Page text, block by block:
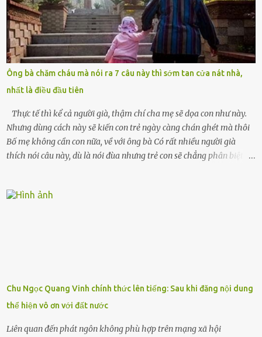
Tiếng cánh cửa đóng lại, vang lên như một bản án lạnh lùng. Tôi
đứng chết lặng giữa cơn mưa, không biết đi đâu, về đâu. Bố mẹ tôi
mất sớm. Tôi chẳng có anh chị em. Họ hàng cũng thưa thớt, chẳng
ai thân thiết đến mức có thể mở lòng cho tôi tá túc. Bạn bè? Ai cũng
bận rộn với gia đình riêng của họ. Tôi đã từng đặt cược cả thanh
xuân vào người chồng ấy – và giờ, tôi chỉ còn lại chính mình. Tôi lên
chiếc xe buýt cuối ngày, trốn chạy khỏi thành phố và nỗi đau. Tôi v...
Ông bà chăm cháu mà nói ra 7 câu này thì sớm tan cửa nát nhà,
nhất là điều đầu tiên
Thực tế thì kể cả người già, thậm chí cha mẹ sẽ dọa con như này.
Nhưng dùng cách này sẽ kiến con trẻ ngày càng chán ghét mà thôi
Bố mẹ không cần con nữa, về với ông bà Có rất nhiều người già
thích nói câu này, dù là nói đùa nhưng trẻ con sẽ chẳng phân biệt
khuyên nhủ con thật cẩn thận. Nếu cháu không nghe lời, cảnh sát
để được giúp đỡ thì có thể sẽ bỏ lỡ cơ hội và gặp nguy hiểm. Trẻ con
có biết gì đâu Nhiều người cứ coi trẻ còn nhỏ nên dù có phạm sai
lầm, thì họ cũng không trách mắng. Nhưng nếu người lớn tuổi
không dạy con cẩn...
Chu Ngọc Quang Vinh chính thức lên tiếng: Sau khi đăng nội dung
thể hiện vô ơn với đất nước
Liên quan đến phát ngôn không phù hợp trên mạng xã hội